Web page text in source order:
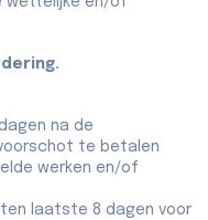
na de
te betalen
werken en/of
laatste 8 dagen voor